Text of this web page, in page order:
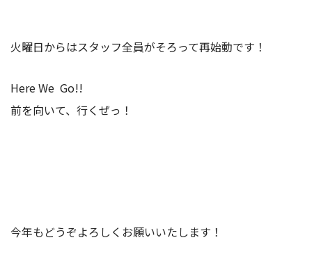
火曜日からはスタッフ全員がそろって再始動です！
Here We Go!!
前を向いて、行くぜっ！
今年もどうぞよろしくお願いいたします！